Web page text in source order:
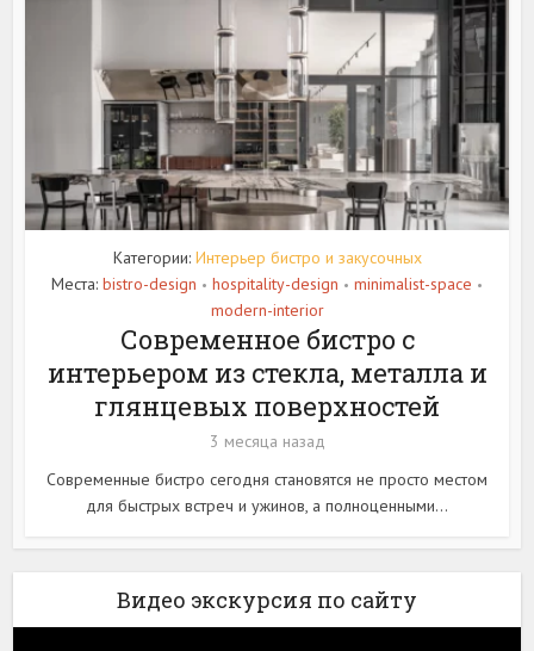
Категории: Интерьер бистро и закусочных
Места: bistro-design • hospitality-design • minimalist-space •
modern-interior
Современное бистро с
интерьером из стекла, металла и
глянцевых поверхностей
3 месяца назад
Современные бистро сегодня становятся не просто местом
для быстрых встреч и ужинов, а полноценными...
Видео экскурсия по сайту